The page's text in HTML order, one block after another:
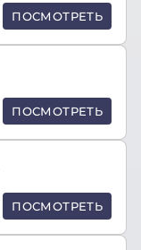
ПОСМОТРЕТЬ
ПОСМОТРЕТЬ
ПОСМОТРЕТЬ